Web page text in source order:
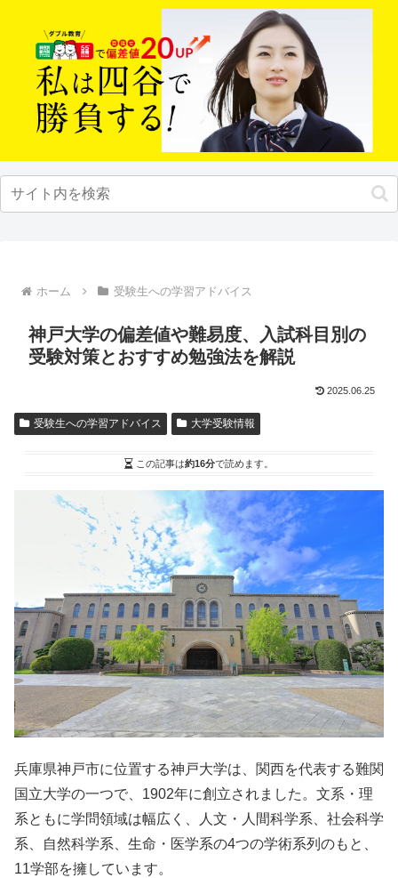
ホーム 受験生への学習アドバイス
神戸大学の偏差値や難易度、入試科目別の
受験対策とおすすめ勉強法を解説
2025.06.25
受験生への学習アドバイス 大学受験情報
この記事は約16分で読めます。
兵庫県神戸市に位置する神戸大学は、関西を代表する難関
国立大学の一つで、1902年に創立されました。文系・理
系ともに学問領域は幅広く、人文・人間科学系、社会科学
系、自然科学系、生命・医学系の4つの学術系列のもと、
11学部を擁しています。